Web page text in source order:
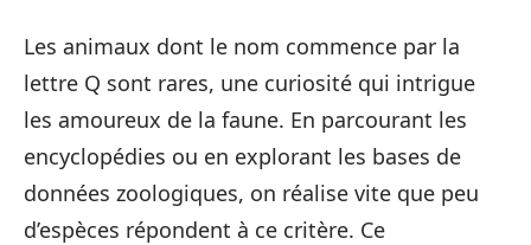
Les animaux dont le nom commence par la
lettre Q sont rares, une curiosité qui intrigue
les amoureux de la faune. En parcourant les
encyclopédies ou en explorant les bases de
données zoologiques, on réalise vite que peu
d’espèces répondent à ce critère. Ce